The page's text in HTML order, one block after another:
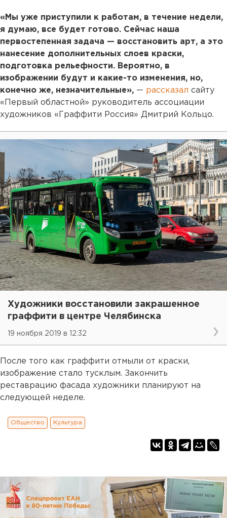
«Мы уже приступили к работам, в течение недели,
я думаю, все будет готово. Сейчас наша
первостепенная задача — восстановить арт, а это
нанесение дополнительных слоев краски,
подготовка рельефности. Вероятно, в
изображении будут и какие-то изменения, но,
конечно же, незначительные», — рассказал сайту
«Первый областной» руководитель ассоциации
художников «Граффити Россия» Дмитрий Кольцо.
Художники восстановили закрашенное
граффити в центре Челябинска
19 ноября 2019 в 12:32
После того как граффити отмыли от краски,
изображение стало тусклым. Закончить
реставрацию фасада художники планируют на
следующей неделе.
Общество Культура